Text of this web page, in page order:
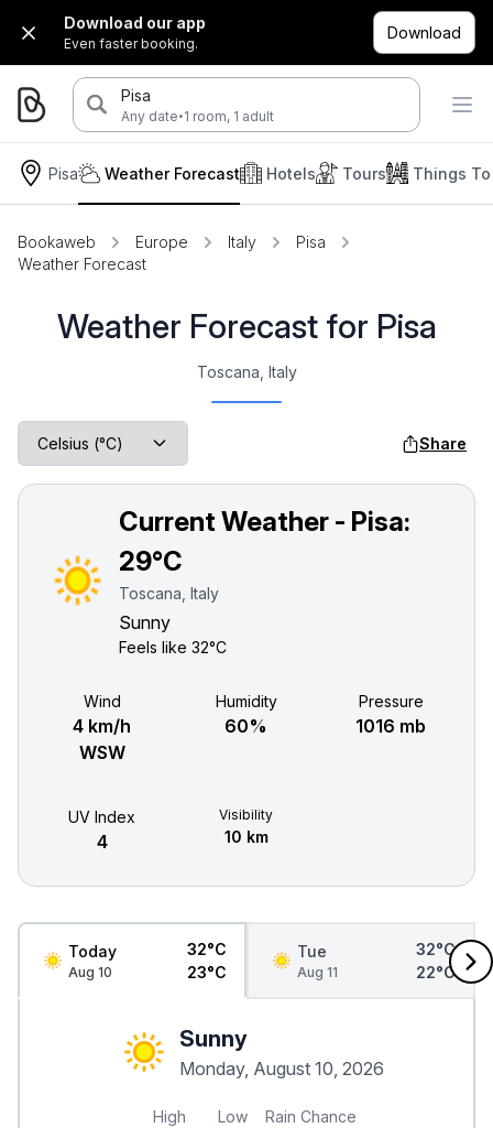
Download our app
Even faster booking.
Download
Pisa
Any date·1 room, 1 adult
Pisa Hotels Tours Things
Weather Forecast
Bookaweb Europe Italy
Pisa
Weather Forecast
Weather Forecast for Pisa
Toscana, Italy
Share
Current Weather - Pisa:
29°C
Toscana, Italy
Sunny
Feels like 32°C
Wind
4 km/h
WSW
Humidity
60%
Pressure
1016 mb
UV Index
4
Visibility
10 km
Today
Aug 10
32°C
23°C
Tue
Aug 11
32°C
22°C
Sunny
Monday, August 10, 2026
High Low Rain Chance